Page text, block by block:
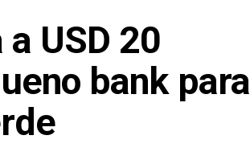
USD 20
bank para